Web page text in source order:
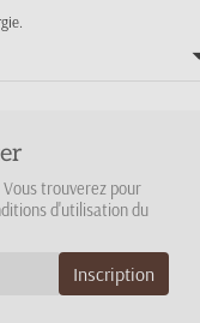
trouverez pour
d'utilisation du